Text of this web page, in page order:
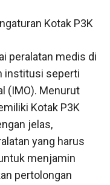
Kotak P3K
peralatan medis di
institusi seperti
(IMO). Menurut
Kotak P3K
jelas,
yang harus
menjamin
pertolongan